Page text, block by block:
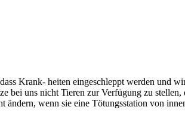
Krank- heiten eingeschleppt werden und
bei uns nicht Tieren zur Verfügung zu
wenn sie eine Tötungsstation von